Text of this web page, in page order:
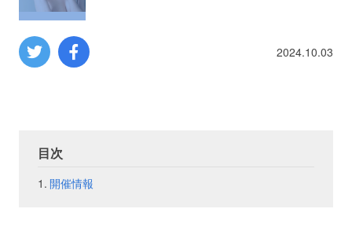
2024.10.03
目次
開催情報
ミリタリー
フェア